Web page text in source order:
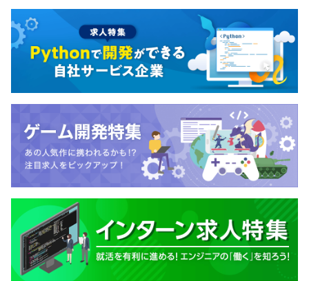
一方で「新しい仕組み」がどのようなものなのか、それは
誰にもわかりません。
それを求めているユーザー自身も、何が正解なのかまでは
分かっていません。
なぜならば、今世の中にないものを創り出そうとしている
からです。
暗闇の中を全力で走れる人はいません。
わたしたちは過去の経験や学び、ユーザーの声から得られ
る未来へのヒントを頼りにしながら
最速でプロダクトを提供し、ユーザーの反応から学習し、
つくり直しを繰り返す。
そうすることで、自分たちなりの答えを探し続けていま
す。
SmartHRは、そんな未知への挑戦を楽しいと思える人た
ちの集まりです。